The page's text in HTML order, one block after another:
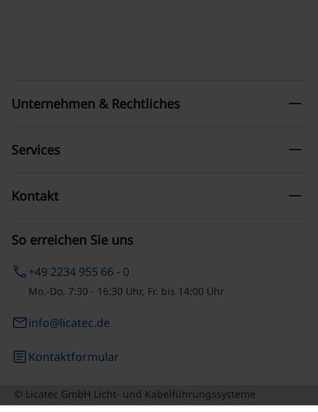
So erreichen Sie uns
phone+49 2234 955 66 - 0
Mo.-Do. 7:30 - 16:30 Uhr, Fr. bis 14:00 Uhr
emailinfo@licatec.de
articleKontaktformular
Unternehmen & Rechtliches remove
Services remove
Kontakt remove
© Licatec GmbH Licht- und Kabelführungssysteme